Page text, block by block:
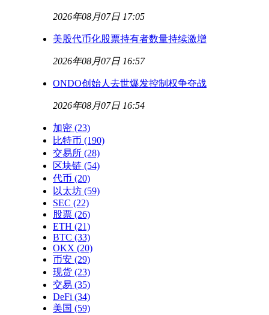
2026年08月07日 17:05
美股代币化股票持有者数量持续激增
2026年08月07日 16:57
ONDO创始人去世爆发控制权争夺战
2026年08月07日 16:54
加密 (23)
比特币 (190)
交易所 (28)
区块链 (54)
代币 (20)
以太坊 (59)
SEC (22)
股票 (26)
ETH (21)
BTC (33)
OKX (20)
币安 (29)
现货 (23)
交易 (35)
DeFi (34)
美国 (59)